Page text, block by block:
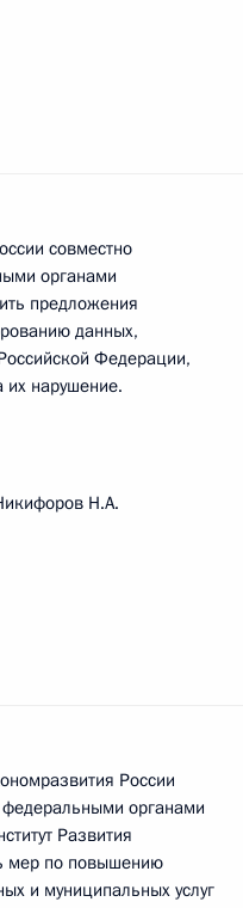
совместно
органами
предложения
данных,
Федерации,
их нарушение.
Н.А.
России
органами
Развития
мер по повышению
и муниципальных услуг